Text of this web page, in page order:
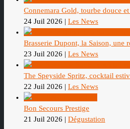
Connemara Gold, tourbe douce
24 Juil 2026 | Les News
Brasserie Dupont, la Saison, une
23 Juil 2026 | Les News
The Speyside Spritz, cocktail
22 Juil 2026 | Les News
Bon Secours Prestige
21 Juil 2026 | Dégustation